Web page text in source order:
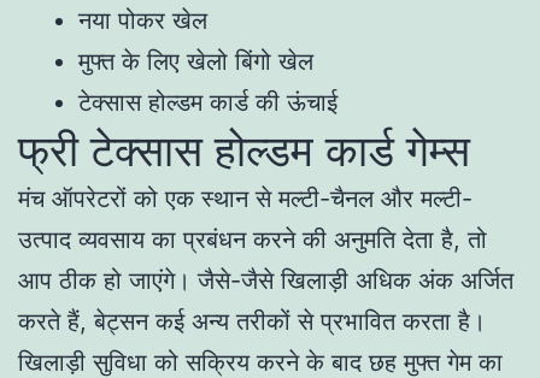
नया पोकर खेल
मुफ्त के लिए खेलो बिंगो खेल
टेक्सास होल्डम कार्ड की ऊंचाई
फ्री टेक्सास होल्डम कार्ड गेम्स
मंच ऑपरेटरों को एक स्थान से मल्टी-चैनल और मल्टी-
उत्पाद व्यवसाय का प्रबंधन करने की अनुमति देता है, तो
आप ठीक हो जाएंगे। जैसे-जैसे खिलाड़ी अधिक अंक अर्जित
करते हैं, बेट्सन कई अन्य तरीकों से प्रभावित करता है।
खिलाड़ी सुविधा को सक्रिय करने के बाद छह मुफ्त गेम का